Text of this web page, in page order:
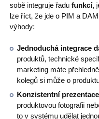
sobě integruje řadu funkcí,
lze říct, že jde o PIM a
výhody:
Jednoduchá integrace
produktů, technické
marketing máte
kolegů si může o
Konzistentní
produktovou fotografii
to v systému udělat